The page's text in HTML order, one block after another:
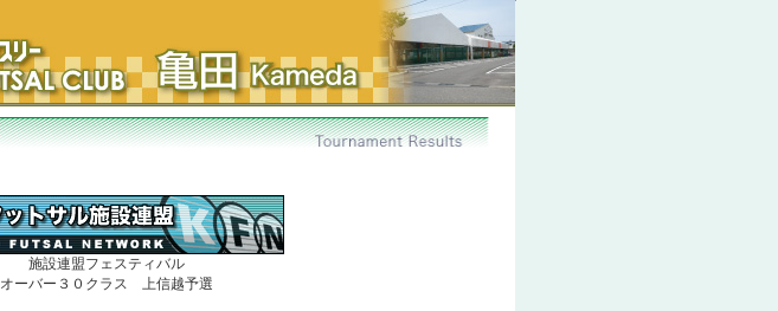
施設連盟フェスティバル
オーバー３０クラス 上信越予選